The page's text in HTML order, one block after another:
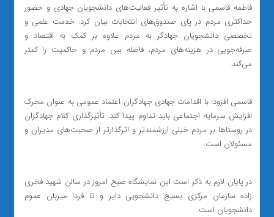
فاطمه قاسمی با اشاره به تأثیر فعالیت‌های دانشجویان جهادی و حضور
حداکثری مردم در پای صندوق‌های انتخابات بیان کرد: خدمت علمی و
تخصصی دانشجویان جهادگر به مردم علاوه بر کمک به اقتصاد و
صرفه‌جویی در هزینه‌های مردم، فاصله بین مردم و حاکمیت را کمتر
می‌کند.
قاسمی افزود: با اقدامات جهادی جهادگران اعتماد عمومی به عنوان محرک
افزایش سرمایه اجتماعی باید تداوم پیدا کند. تأثیرگذاری کلام جهادگران
در روستاها بر مردم خیلی ارزشمندتر و اثرگذارتر از صحبت‌های مدیران و
مسئولان است.
در پایان لازم به ذکر است این نمایشگاه صبح امروز در سالن شهید فخری
زاده سازمان مرکزی بسیج دانشجویی دایر و تا فردا میزبان عموم
دانشجویان است.